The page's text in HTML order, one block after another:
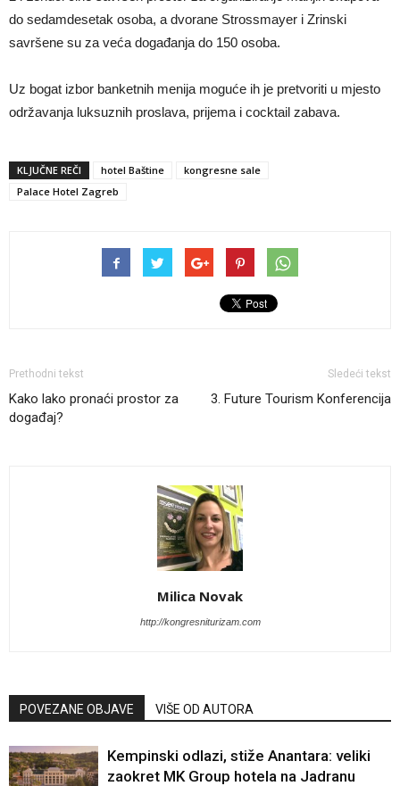
do sedamdesetak osoba, a dvorane Strossmayer i Zrinski
savršene su za veća događanja do 150 osoba.
Uz bogat izbor banketnih menija moguće ih je pretvoriti u mjesto
održavanja luksuznih proslava, prijema i cocktail zabava.
KLJUČNE REČI hotel Baštine
kongresne sale
Palace Hotel Zagreb
Prethodni tekst
Kako lako pronaći prostor za
događaj?
Sledeći tekst
3. Future Tourism Konferencija
Milica Novak
http://kongresniturizam.com
POVEZANE OBJAVE VIŠE OD AUTORA
Kempinski odlazi, stiže Anantara: veliki
zaokret MK Group hotela na Jadranu